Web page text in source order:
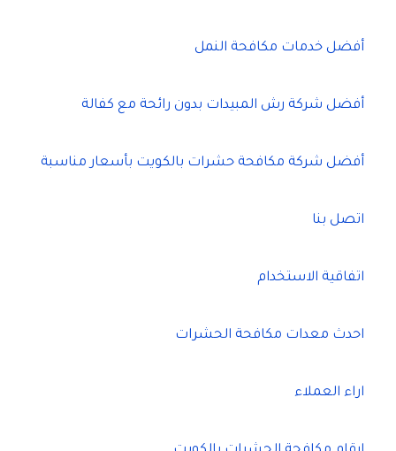
أفضل خدمات مكافحة النمل
أفضل شركة رش المبيدات بدون رائحة مع كفالة
أفضل شركة مكافحة حشرات بالكويت بأسعار مناسبة
اتصل بنا
اتفاقية الاستخدام
احدث معدات مكافحة الحشرات
اراء العملاء